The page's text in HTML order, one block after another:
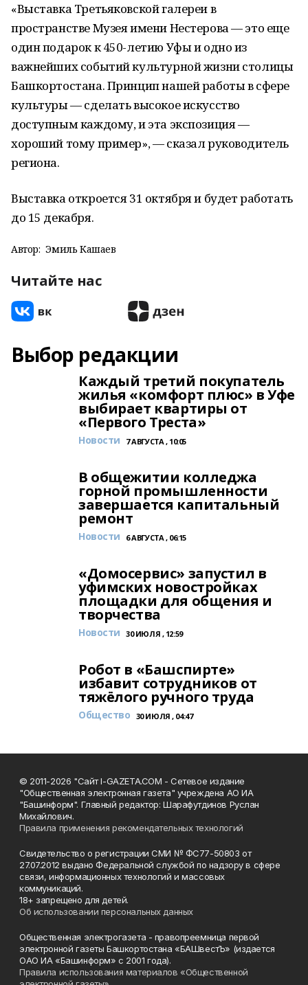
«Выставка Третьяковской галереи в
пространстве Музея имени Нестерова — это еще
один подарок к 450-летию Уфы и одно из
важнейших событий культурной жизни столицы
Башкортостана. Принцип нашей работы в сфере
культуры — сделать высокое искусство
доступным каждому, и эта экспозиция —
хороший тому пример», — сказал руководитель
региона.
Выставка откроется 31 октября и будет работать
до 15 декабря.
Автор: Эмиль Кашаев
Читайте нас
Выбор редакции
Каждый третий покупатель
жилья «комфорт плюс» в Уфе
выбирает квартиры от
«Первого Треста»
Новости 7 АВГУСТА , 10:05
В общежитии колледжа
горной промышленности
завершается капитальный
ремонт
Новости 6 АВГУСТА , 06:15
«Домосервис» запустил в
уфимских новостройках
площадки для общения и
творчества
Новости 30 ИЮЛЯ , 12:59
Робот в «Башспирте»
избавит сотрудников от
тяжёлого ручного труда
Общество 30 ИЮЛЯ , 04:47
© 2011-2026 "Сайт I-GAZETA.COM - Сетевое издание
"Общественная электронная газета" учреждена АО ИА
"Башинформ". Главный редактор: Шарафутдинов Руслан
Михайлович.
Правила применения рекомендательных технологий
Свидетельство о регистрации СМИ № ФС77-50803 от
27.07.2012 выдано Федеральной службой по надзору в сфере
связи, информационных технологий и массовых
коммуникаций.
18+ запрещено для детей.
Об использовании персональных данных
Общественная электрогазета - правопреемница первой
электронной газеты Башкортостана «БАШвестЪ» (издается
ОАО ИА «Башинформ» с 2001 года).
Правила использования материалов «Общественной